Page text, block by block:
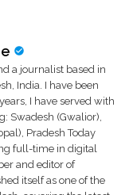
a journalist based in
India. I have been
I have served with
Swadesh (Gwalior),
Pradesh Today
full-time in digital
and editor of
itself as one of the